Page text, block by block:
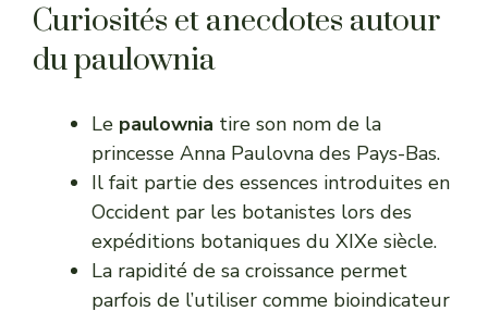
Curiosités et anecdotes autour
du paulownia
Le paulownia tire son nom de la
princesse Anna Paulovna des Pays-Bas.
Il fait partie des essences introduites en
Occident par les botanistes lors des
expéditions botaniques du XIXe siècle.
La rapidité de sa croissance permet
parfois de l’utiliser comme bioindicateur